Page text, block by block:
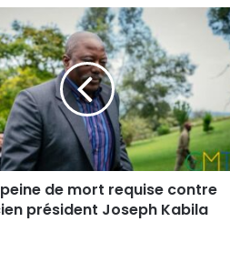
peine de mort requise contre
président Joseph Kabila